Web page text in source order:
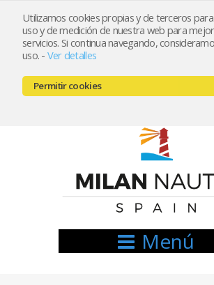
Utilizamos cookies propias y de terceros
uso y de medición de nuestra web para
servicios. Si continua navegando,
uso. - Ver detalles
Permitir cookies
Registrarse Mi cuenta
666521122 //
Menú